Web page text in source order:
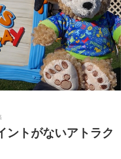
ントがないアトラク